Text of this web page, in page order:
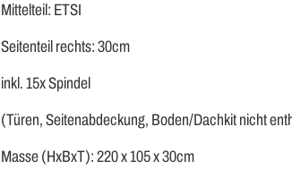
Mittelteil: ETSI
Seitenteil rechts: 30cm
inkl. 15x Spindel
(Türen, Seitenabdeckung, Boden/Dachkit nicht
Masse (HxBxT): 220 x 105 x 30cm